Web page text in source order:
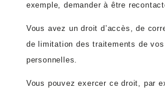
exemple, demander à être
Vous avez un droit d’accès, de
de limitation des traitements de vos
personnelles.
Vous pouvez exercer ce droit, par